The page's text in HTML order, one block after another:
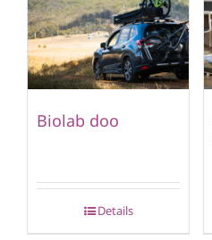
Biolab doo
Details